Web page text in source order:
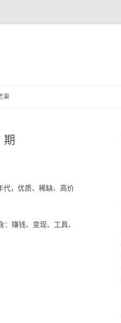
至
正
巢
期
代，优质、稀缺、高价
赚钱、变现、工具、